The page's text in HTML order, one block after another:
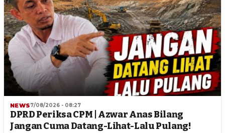
NEWS7/08/2026 - 08:27
DPRD Periksa CPM | Azwar Anas Bilang
Jangan Cuma Datang-Lihat-Lalu Pulang!